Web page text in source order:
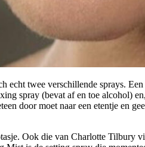
twee verschillende sprays.
spray (bevat af en toe alcohol)
door moet naar een etentje en
Ook die van Charlotte Tilbury